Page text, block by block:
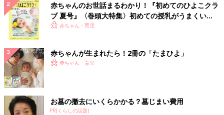
赤ちゃんのお世話まるわかり！『初めてのひよこクラ
ブ 夏号』〈巻頭大特集〉初めての授乳がうまくい
く！ おっぱい・ミルクの基本と夏のトラブル 解決テ
赤ちゃん・育児
赤ちゃんが生まれたら！2冊の「たまひよ」
赤ちゃん・育児
お墓の撤去にいくらかかる？墓じまい費用
PR(くらしの話題)